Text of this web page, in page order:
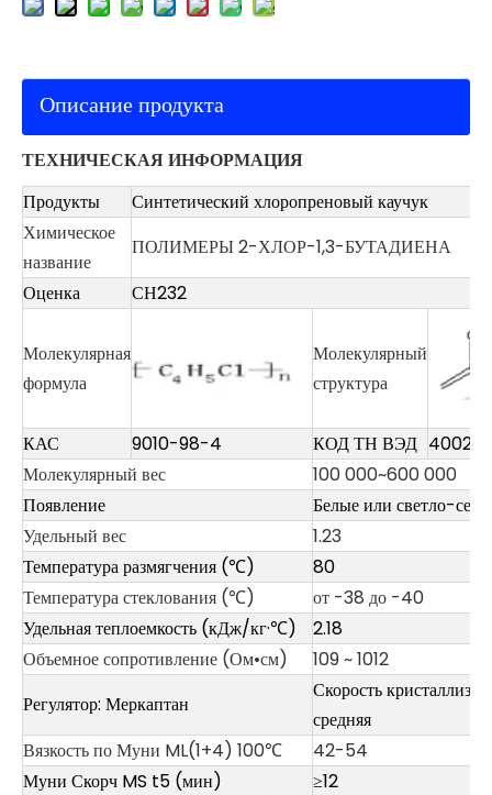
Описание продукта
ТЕХНИЧЕСКАЯ ИНФОРМАЦИЯ
Продукты
Синтетический хлоропреновый каучук
Химическое
название
ПОЛИМЕРЫ 2-ХЛОР-1,3-БУТАДИЕНА
Оценка
СН232
Молекулярная
формула
Молекулярный
структура
КАС 9010-98-4 КОД ТН ВЭД
Молекулярный вес
100 000~600 000
Появление
Белые или светло-
Удельный вес
1.23
Температура размягчения (℃)
80
Температура стеклования (℃)
от -38 до -40
Удельная теплоемкость (кДж/кг·℃)
2.18
Объемное сопротивление (Ом•см)
109 ~ 1012
Регулятор: Меркаптан
Скорость
средняя
Вязкость по Муни ML(1+4) 100℃
42-54
Муни Скорч MS t5 (мин)
≥12